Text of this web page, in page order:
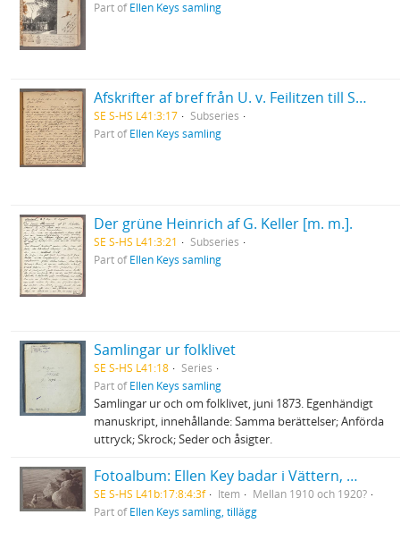
Part ofEllen Keys samling
Afskrifter af bref från U. v. Feilitzen till Sven Bring 1872-1877.
SE S-HS L41:3:17
Subseries
Part ofEllen Keys samling
Der grüne Heinrich af G. Keller [m. m.].
SE S-HS L41:3:21
Subseries
Part ofEllen Keys samling
Samlingar ur folklivet
SE S-HS L41:18
Series
Part ofEllen Keys samling
Samlingar ur och om folklivet, juni 1873. Egenhändigt
manuskript, innehållande: Samma berättelser; Anförda
uttryck; Skrock; Seder och åsigter.
Fotoalbum: Ellen Key badar i Vättern, med vänster hand på sten
SE S-HS L41b:17:8:4:3f Item
Mellan 1910 och 1920?
Part ofEllen Keys samling, tillägg